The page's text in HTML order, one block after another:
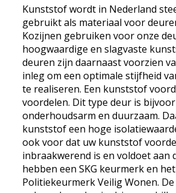
Kunststof wordt in Nederland
gebruikt als materiaal voor
Kozijnen gebruiken voor onze
hoogwaardige en slagvaste
deuren zijn daarnaast voorzien
inleg om een optimale stijfheid
te realiseren. Een kunststof
voordelen. Dit type deur is
onderhoudsarm en duurzaam.
kunststof een hoge
ook voor dat uw kunststof
inbraakwerend is en voldoet aan
hebben een SKG keurmerk en het
Politiekeurmerk Veilig Wonen.